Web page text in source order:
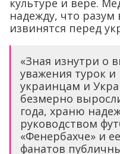
культуре и вере.
надежду, что разум
извинятся перед
«Зная изнутри о
уважения турок
украинцам и
безмерно
года, храню
руководством
«Фенербахче» и
фанатов